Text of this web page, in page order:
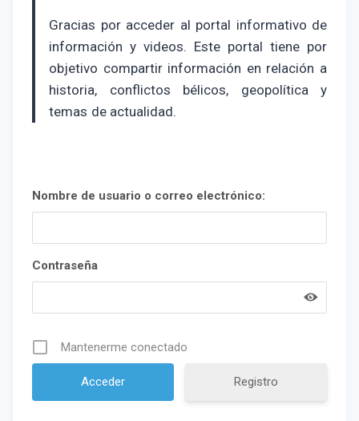
Gracias por acceder al portal informativo de
información y videos. Este portal tiene por
objetivo compartir información en relación a
historia, conflictos bélicos, geopolítica y
temas de actualidad.
Nombre de usuario o correo electrónico:
Contraseña
Mantenerme conectado
Registro